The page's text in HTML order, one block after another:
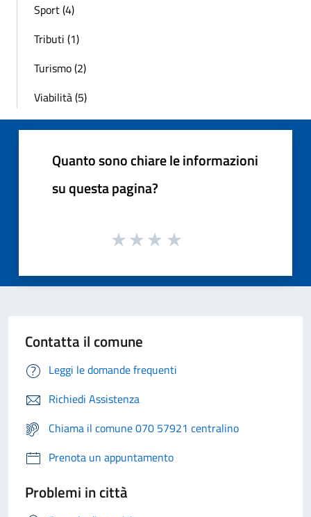
Sport (4)
Tributi (1)
Turismo (2)
Viabilità (5)
Quanto sono chiare le informazioni
su questa pagina?
Contatta il comune
Leggi le domande frequenti
Richiedi Assistenza
Chiama il comune 070 57921 centralino
Prenota un appuntamento
Problemi in città